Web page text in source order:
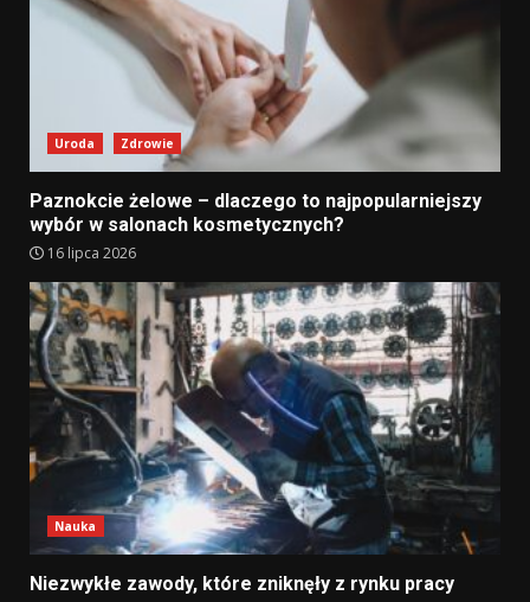
Uroda Zdrowie
Paznokcie żelowe – dlaczego to najpopularniejszy
wybór w salonach kosmetycznych?
16 lipca 2026
Nauka
Niezwykłe zawody, które zniknęły z rynku pracy